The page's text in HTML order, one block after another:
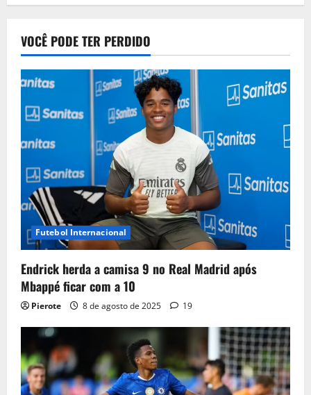
VOCÊ PODE TER PERDIDO
Futebol Internacional
Endrick herda a camisa 9 no Real Madrid após
Mbappé ficar com a 10
Pierote 8 de agosto de 2025 19